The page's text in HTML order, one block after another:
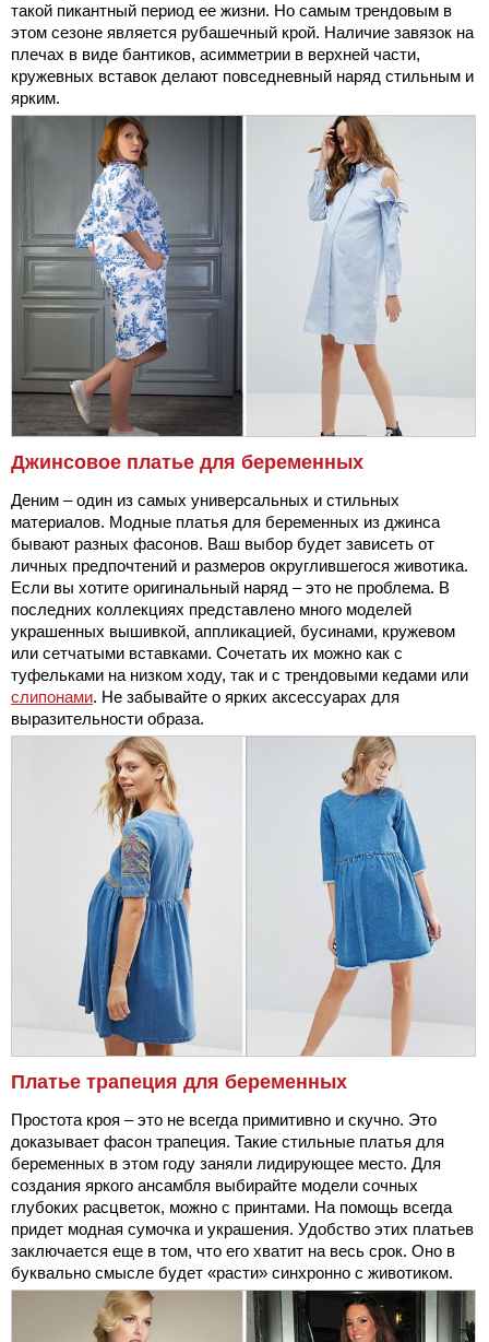
такой пикантный период ее жизни. Но самым трендовым в
этом сезоне является рубашечный крой. Наличие завязок на
плечах в виде бантиков, асимметрии в верхней части,
кружевных вставок делают повседневный наряд стильным и
ярким.
Джинсовое платье для беременных
Деним – один из самых универсальных и стильных
материалов. Модные платья для беременных из джинса
бывают разных фасонов. Ваш выбор будет зависеть от
личных предпочтений и размеров округлившегося животика.
Если вы хотите оригинальный наряд – это не проблема. В
последних коллекциях представлено много моделей
украшенных вышивкой, аппликацией, бусинами, кружевом
или сетчатыми вставками. Сочетать их можно как с
туфельками на низком ходу, так и с трендовыми кедами или
слипонами. Не забывайте о ярких аксессуарах для
выразительности образа.
Платье трапеция для беременных
Простота кроя – это не всегда примитивно и скучно. Это
доказывает фасон трапеция. Такие стильные платья для
беременных в этом году заняли лидирующее место. Для
создания яркого ансамбля выбирайте модели сочных
глубоких расцветок, можно с принтами. На помощь всегда
придет модная сумочка и украшения. Удобство этих платьев
заключается еще в том, что его хватит на весь срок. Оно в
буквально смысле будет «расти» синхронно с животиком.